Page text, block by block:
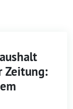
Zeitung: